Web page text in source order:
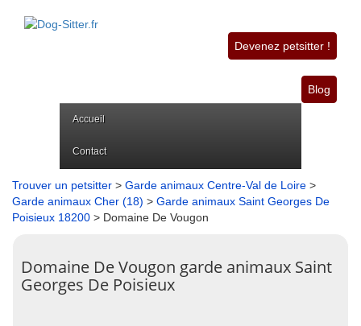
Devenez petsitter !
Blog
Accueil
Contact
Trouver un petsitter > Garde animaux Centre-Val de Loire >
Garde animaux Cher (18) > Garde animaux Saint Georges De
Poisieux 18200 > Domaine De Vougon
Domaine De Vougon garde animaux Saint
Georges De Poisieux